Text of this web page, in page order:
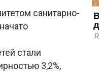
санитарно-
стали
3,2%,